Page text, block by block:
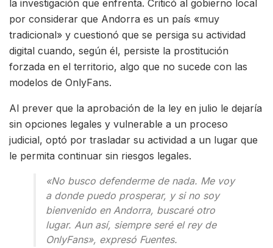
la investigación que enfrenta. Criticó al gobierno local
por considerar que Andorra es un país «muy
tradicional» y cuestionó que se persiga su actividad
digital cuando, según él, persiste la prostitución
forzada en el territorio, algo que no sucede con las
modelos de OnlyFans.
Al prever que la aprobación de la ley en julio le dejaría
sin opciones legales y vulnerable a un proceso
judicial, optó por trasladar su actividad a un lugar que
le permita continuar sin riesgos legales.
«No busco defenderme de nada. Me voy
a donde puedo prosperar, y si no soy
bienvenido en Andorra, buscaré otro
lugar. Aun así, siempre seré el rey de
OnlyFans», expresó Fuentes.